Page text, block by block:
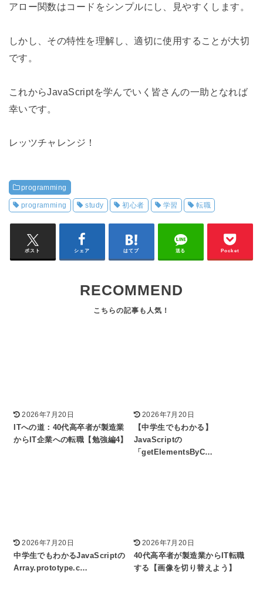
アロー関数はコードをシンプルにし、見やすくします。
しかし、その特性を理解し、適切に使用することが大切
です。
これからJavaScriptを学んでいく皆さんの一助となれば
幸いです。
レッツチャレンジ！
programming
programming study 初心者 学習 転職
ポスト シェア はてブ 送る Pocket
RECOMMEND
2026年7月20日
ITへの道：40代高卒者が製造業
からIT企業への転職【勉強編4】
2026年7月20日
【中学生でもわかる】
JavaScriptの
「getElementsByC…
2026年7月20日
中学生でもわかるJavaScriptの
Array.prototype.c…
2026年7月20日
40代高卒者が製造業からIT転職
する【画像を切り替えよう】